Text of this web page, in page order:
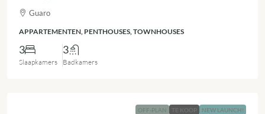
Guaro
APPARTEMENTEN, PENTHOUSES, TOWNHOUSES
3
Slaapkamers
3
Badkamers
OFF-PLAN TE KOOP NEW LAUNCH!